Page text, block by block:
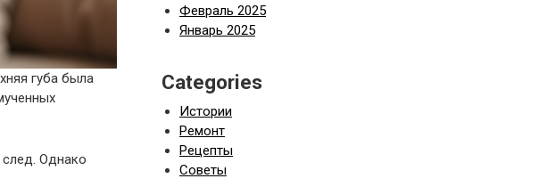
губа была
Однако
Февраль 2025
Январь 2025
Categories
Истории
Ремонт
Рецепты
Советы